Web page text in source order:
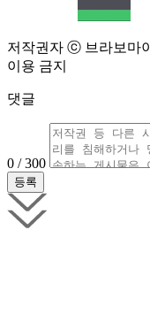
저작권자 ⓒ 브라보마
이용 금지
댓글
0 / 300